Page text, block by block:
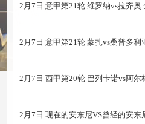
2月7日 意甲第21轮 维罗纳vs拉齐奥
2月7日 意甲第21轮 蒙扎vs桑普多利
2月7日 西甲第20轮 巴列卡诺vs阿尔
2月7日 现在的安东尼VS曾经的安东